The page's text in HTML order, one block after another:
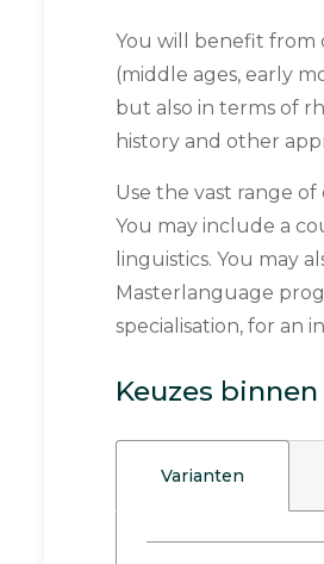
You will benefit from
(middle ages, early
but also in terms of
history and other
Use the vast range
You may include a
linguistics. You may
Masterlanguage
specialisation, for an
Keuzes
Varianten